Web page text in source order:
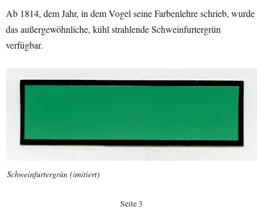
Ab 1814, dem Jahr, in dem Vogel seine Farbenlehre schrieb, wurde
das außergewöhnliche, kühl strahlende Schweinfurtergrün
verfügbar.
Schweinfurtergrün (imitiert)
Seite 3